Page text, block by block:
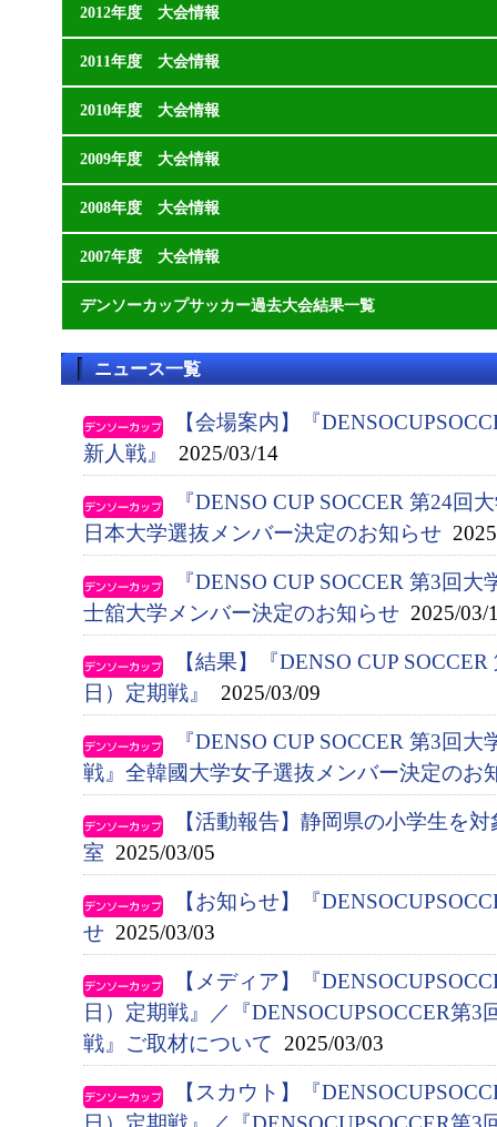
2012年度 大会情報
2011年度 大会情報
2010年度 大会情報
2009年度 大会情報
2008年度 大会情報
2007年度 大会情報
デンソーカップサッカー過去大会結果一覧
ニュース一覧
【会場案内】『
新人戦』
2025/03/14
『DENSO CUP SOCCER 第24回
日本大学選抜メンバー決定のお知らせ
『DENSO CUP SOCCER 第3回
士舘大学メンバー決定のお知らせ 2025/03/
【結果】『DENSO CUP
日）定期戦』
2025/03/09
『DENSO CUP SOCCER 第3回
戦』全韓國大学女子選抜メンバー決定のお
【活動報告】静岡県の小学生を
室 2025/03/05
【お知らせ】『
せ 2025/03/03
【メディア】『
日）定期戦』／『DENSOCUPSOCCER第
戦』ご取材について 2025/03/03
【スカウト】『